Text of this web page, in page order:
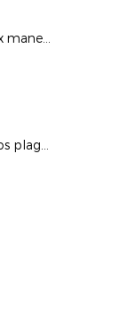
Clubs : La Roche VF aux manettes de FC Nantes / OM
Le FFF Tour 2018 sur nos plages !